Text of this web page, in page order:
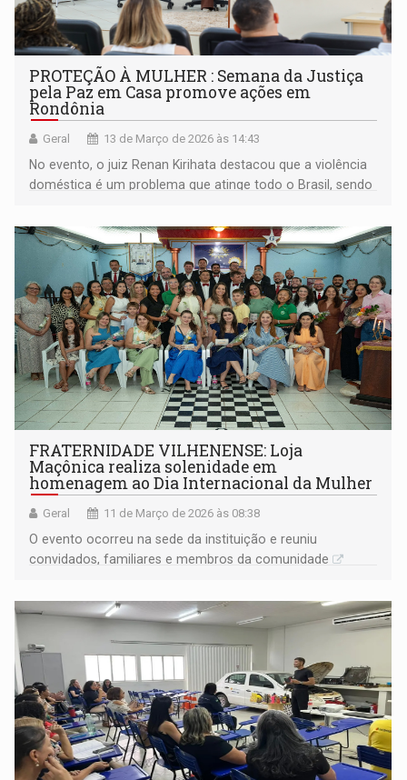
PROTEÇÃO À MULHER : Semana da Justiça
pela Paz em Casa promove ações em
Rondônia
Geral 13 de Março de 2026 às 14:43
No evento, o juiz Renan Kirihata destacou que a violência
doméstica é um problema que atinge todo o Brasil, sendo
feminicídios
FRATERNIDADE VILHENENSE: Loja
Maçônica realiza solenidade em
homenagem ao Dia Internacional da Mulher
Geral 11 de Março de 2026 às 08:38
O evento ocorreu na sede da instituição e reuniu
convidados, familiares e membros da comunidade